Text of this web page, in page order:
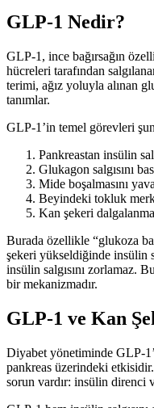
GLP-1 Nedir?
GLP-1, ince bağırsağın
hücreleri tarafından
terimi, ağız yoluyla alınan
tanımlar.
GLP-1’in temel görevleri
Pankreastan insülin
Glukagon salgısını
Mide boşalmasını
Beyindeki tokluk
Kan şekeri
Burada özellikle “glukoza
şekeri yükseldiğinde insülin
insülin salgısını zorlamaz.
bir mekanizmadır.
GLP-1 ve Kan
Diyabet yönetiminde GLP-
pankreas üzerindeki
sorun vardır: insülin direnci